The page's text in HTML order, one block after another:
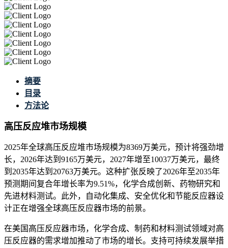
摘要
目录
方法论
高压反应堆市场规模
2025年全球高压反应堆市场规模为8369万美元，预计将强劲增
长，2026年达到9165万美元，2027年增至10037万美元，最终
到2035年达到20763万美元。这种扩张反映了2026年至2035年
预测期间复合年增长率为9.51%，化学合成创新、药物研究和
先进材料测试。此外，自动化集成、安全优化和节能反应器设
计正在增强全球高压反应器市场的前景。
在美国高压反应器市场，化学合成、制药和材料测试领域对高
压反应器的需求增加推动了市场的增长。支持可持续发展举措